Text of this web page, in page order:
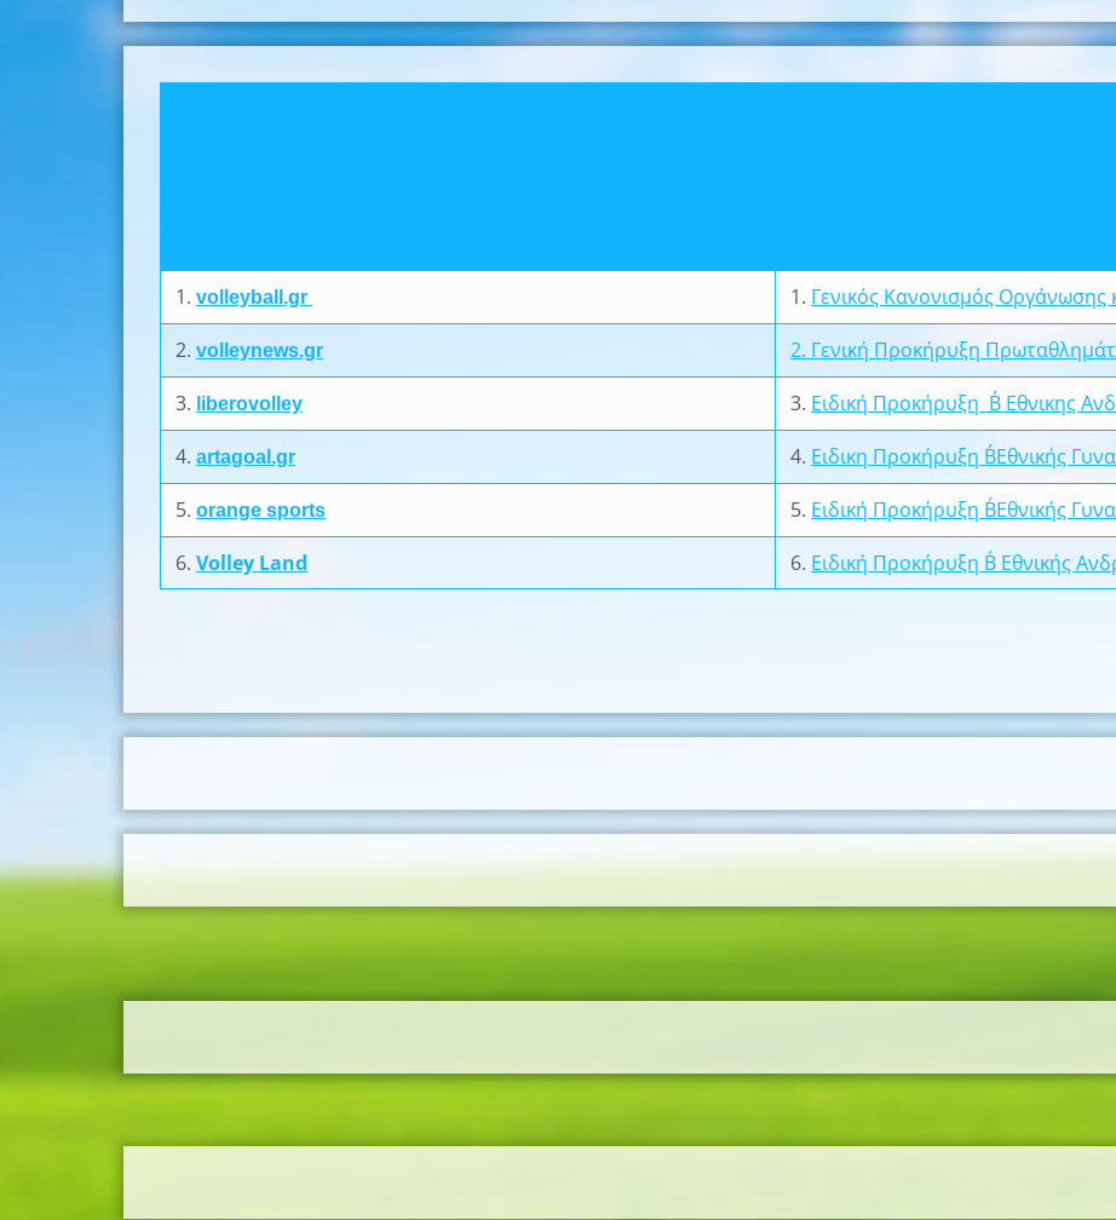
1. volleyball.gr 1. Γενικός Κανονισμός
2. volleynews.gr 2. Γενική Προκήρυξη
3. liberovolley 3. Ειδική Προκήρυξη Β΄ Εθνικης
4. artagoal.gr 4. Ειδικη Προκήρυξη Β΄Εθνικής
5. orange sports 5. Ειδική Προκήρυξη Β΄Εθνικής
6. Volley Land 6. Ειδική Προκήρυξη Β΄ Εθνικής